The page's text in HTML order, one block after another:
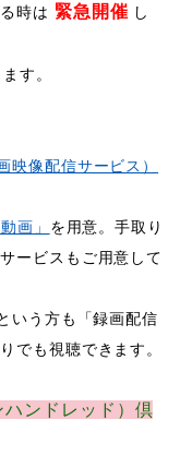
時は 緊急開催 し
す。
映像配信サービス）
画」 を用意。手取り
ービスもご用意して
いう方も「録画配信
でも視聴できます。
ハンドレッド）倶